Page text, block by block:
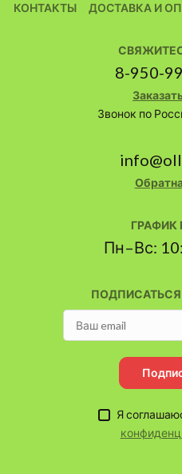
КОНТАКТЫ
ДОСТАВКА И
Я
8-950-
Звонок по
ГРАФИК
Пн–Вс: